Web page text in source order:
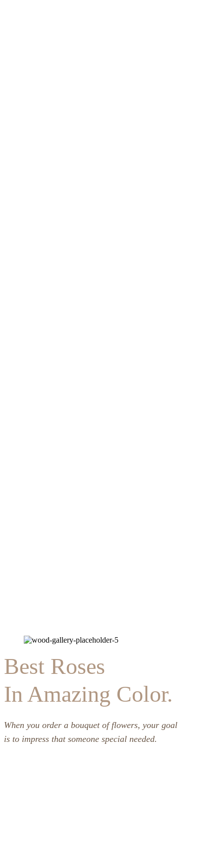
Best Roses
In Amazing Color.
When you order a bouquet of flowers, your goal
is to impress that someone special needed.